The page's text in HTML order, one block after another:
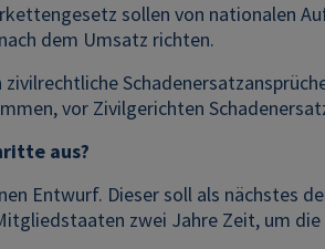
sollen von nationalen
dem Umsatz richten.
zivilrechtliche
vor Zivilgerichten
aus?
Entwurf. Dieser soll als nächstes
zwei Jahre Zeit, um